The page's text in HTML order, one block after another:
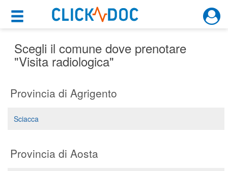
×
Motore di ricerca
×
Cosa possiamo offrirti
Prenota una visita
Ricerca specialisti
(su medicitalia.it)
Scegli il comune dove prenotare
"Visita radiologica"
Provincia di Agrigento
Sciacca
Provincia di Aosta